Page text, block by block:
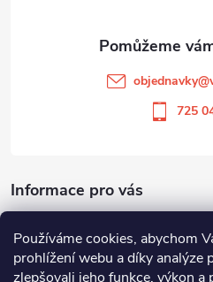
Používáme cookies, abychom
prohlížení webu a díky analýze
zlepšovali jeho funkce, výkon a
objednavky@
725
Informace pro vás
Odstoupit od smlouvy